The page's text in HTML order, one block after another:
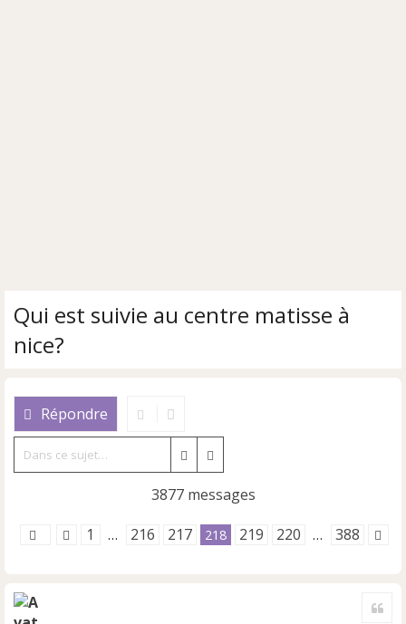
Qui est suivie au centre matisse à
nice?
Répondre
Rechercher
3877 messages
1 … 216 217 218 219 220 … 388